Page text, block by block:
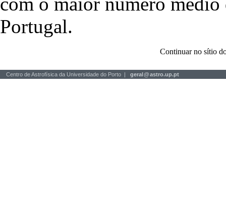
Portugal.
Continuar no sítio
Centro de Astrofísica da Universidade do Porto | geral@astro.up.pt